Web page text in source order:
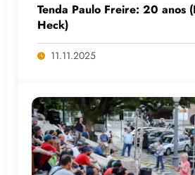
Tenda Paulo Freire: 20 anos
Heck)
11.11.2025